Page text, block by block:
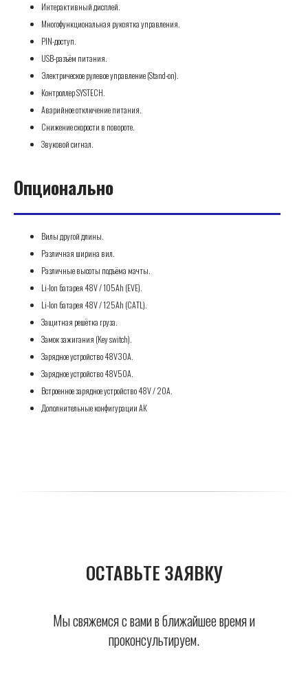
Интерактивный дисплей.
Многофункциональная рукоятка управления.
PIN-доступ.
USB-разъём питания.
Электрическое рулевое управление (Stand-on).
Контроллер SYSTECH.
Аварийное отключение питания.
Снижение скорости в повороте.
Звуковой сигнал.
Опционально
Вилы другой длины.
Различная ширина вил.
Различные высоты подъёма мачты.
Li-Ion батарея 48V / 105Ah (EVE).
Li-Ion батарея 48V / 125Ah (CATL).
Защитная решётка груза.
Замок зажигания (Key switch).
Зарядное устройство 48V30A.
Зарядное устройство 48V50A.
Встроенное зарядное устройство 48V / 20A.
Дополнительные конфигурации АК
ОСТАВЬТЕ ЗАЯВКУ
Мы свяжемся с вами в ближайшее время и
проконсультируем.